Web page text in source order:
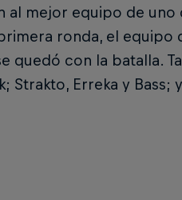
al mejor equipo de uno
ronda, el equipo
quedó con la batalla.
Strakto, Erreka y Bass;